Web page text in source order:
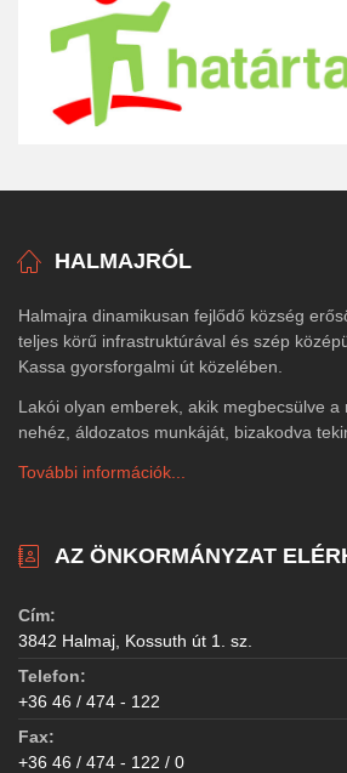
HALMAJRÓL
Halmajra dinamikusan fejlődő község
teljes körű infrastruktúrával és szép
Kassa gyorsforgalmi út közelében.
Lakói olyan emberek, akik megbecsülve a
nehéz, áldozatos munkáját, bizakodva
További információk...
AZ ÖNKORMÁNYZAT
Cím:
3842 Halmaj, Kossuth út 1. sz.
Telefon:
+36 46 / 474 - 122
Fax:
+36 46 / 474 - 122 / 0